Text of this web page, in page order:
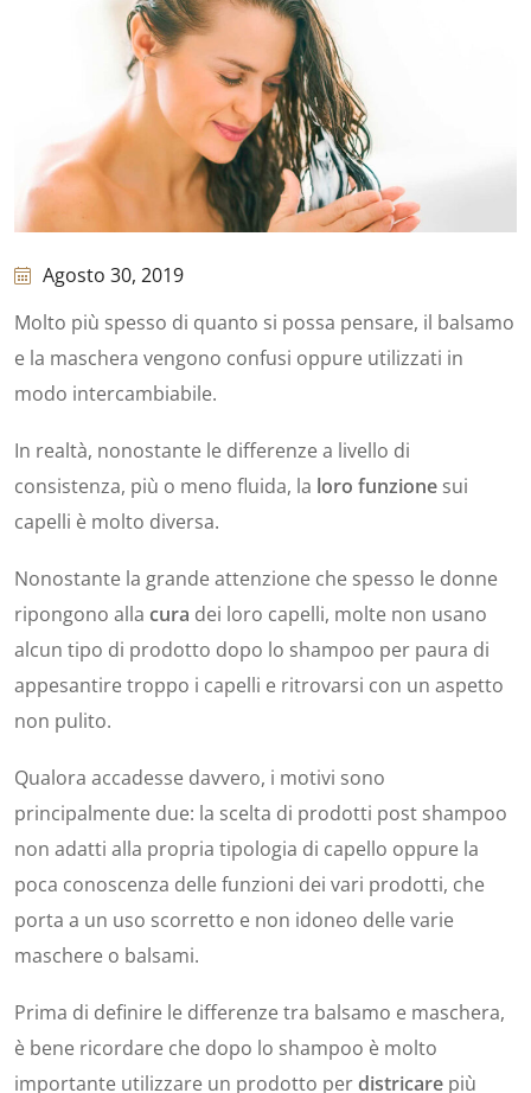
Agosto 30, 2019
Molto più spesso di quanto si possa pensare, il balsamo
e la maschera vengono confusi oppure utilizzati in
modo intercambiabile.
In realtà, nonostante le differenze a livello di
consistenza, più o meno fluida, la loro funzione sui
capelli è molto diversa.
Nonostante la grande attenzione che spesso le donne
ripongono alla cura dei loro capelli, molte non usano
alcun tipo di prodotto dopo lo shampoo per paura di
appesantire troppo i capelli e ritrovarsi con un aspetto
non pulito.
Qualora accadesse davvero, i motivi sono
principalmente due: la scelta di prodotti post shampoo
non adatti alla propria tipologia di capello oppure la
poca conoscenza delle funzioni dei vari prodotti, che
porta a un uso scorretto e non idoneo delle varie
maschere o balsami.
Prima di definire le differenze tra balsamo e maschera,
è bene ricordare che dopo lo shampoo è molto
importante utilizzare un prodotto perdistricare più